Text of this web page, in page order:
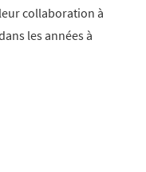
collaboration à
les années à